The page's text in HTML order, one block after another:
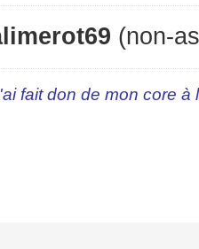
(non-
fait don de mon core à